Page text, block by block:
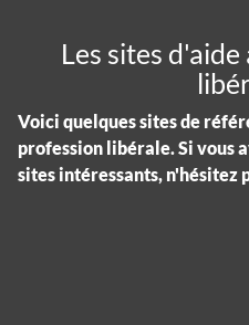
Les sites
Voici quelques sites de
profession libérale. Si vous
sites intéressants, n'hésitez